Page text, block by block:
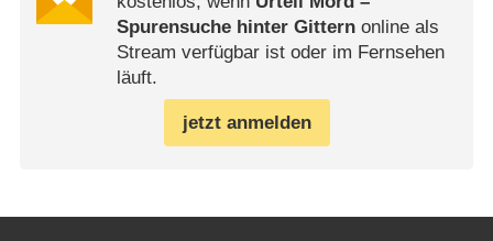
Spurensuche hinter Gitternonline als
Stream verfügbar ist oder im Fernsehen
läuft.
jetzt anmelden